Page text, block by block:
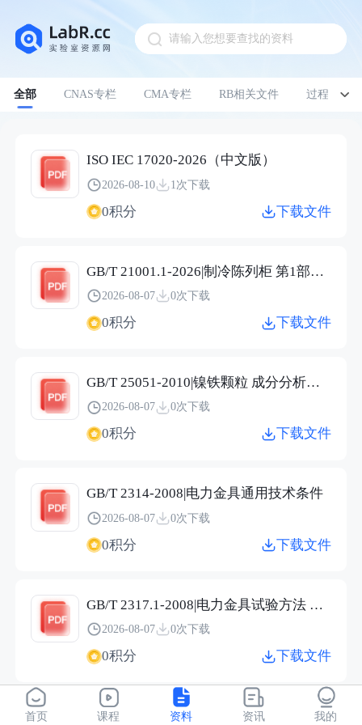
请输入您想要查找的资料
全部 CNAS专栏 CMA专栏 RB相关文件 过程管理
Pull down to refresh
ISO IEC 17020-2026（中文版）
2026-08-10 1次下载
0积分 下载文件
GB/T 21001.1-2026|制冷陈列柜 第1部分：术语
2026-08-07 0次下载
0积分 下载文件
GB/T 25051-2010|镍铁颗粒 成分分析用样品的采取
2026-08-07 0次下载
0积分 下载文件
GB/T 2314-2008|电力金具通用技术条件
2026-08-07 0次下载
0积分 下载文件
GB/T 2317.1-2008|电力金具试验方法 第1部分：机械试验
2026-08-07 0次下载
0积分 下载文件
GB∕T 29862-2026 纺织品 纤维含量标识技术规范.pdf
首页 课程 资料 资讯 我的